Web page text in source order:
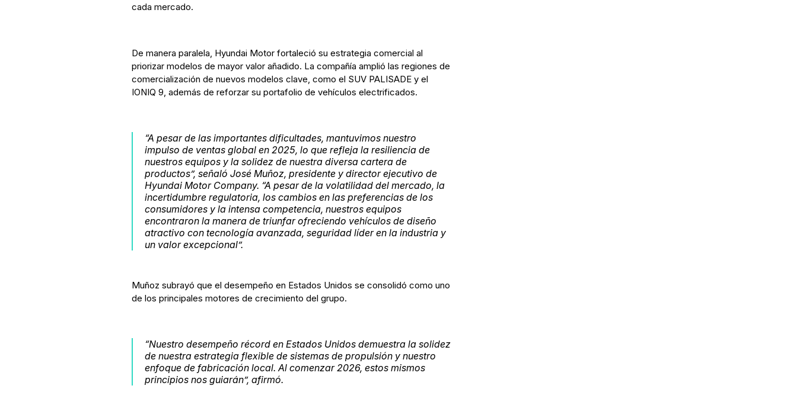
cada mercado.
De manera paralela, Hyundai Motor fortaleció su estrategia comercial al
priorizar modelos de mayor valor añadido. La compañía amplió las regiones de
comercialización de nuevos modelos clave, como el SUV PALISADE y el
IONIQ 9, además de reforzar su portafolio de vehículos electrificados.
“A pesar de las importantes dificultades, mantuvimos nuestro
impulso de ventas global en 2025, lo que refleja la resiliencia de
nuestros equipos y la solidez de nuestra diversa cartera de
productos”, señaló José Muñoz, presidente y director ejecutivo de
Hyundai Motor Company. “A pesar de la volatilidad del mercado, la
incertidumbre regulatoria, los cambios en las preferencias de los
consumidores y la intensa competencia, nuestros equipos
encontraron la manera de triunfar ofreciendo vehículos de diseño
atractivo con tecnología avanzada, seguridad líder en la industria y
un valor excepcional”.
Muñoz subrayó que el desempeño en Estados Unidos se consolidó como uno
de los principales motores de crecimiento del grupo.
“Nuestro desempeño récord en Estados Unidos demuestra la solidez
de nuestra estrategia flexible de sistemas de propulsión y nuestro
enfoque de fabricación local. Al comenzar 2026, estos mismos
principios nos guiarán”, afirmó.